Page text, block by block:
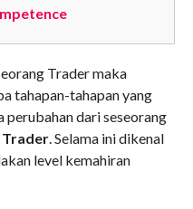
Trader maka
tahapan-tahapan yang
dari seseorang
Trader. Selama ini dikenal
level kemahiran